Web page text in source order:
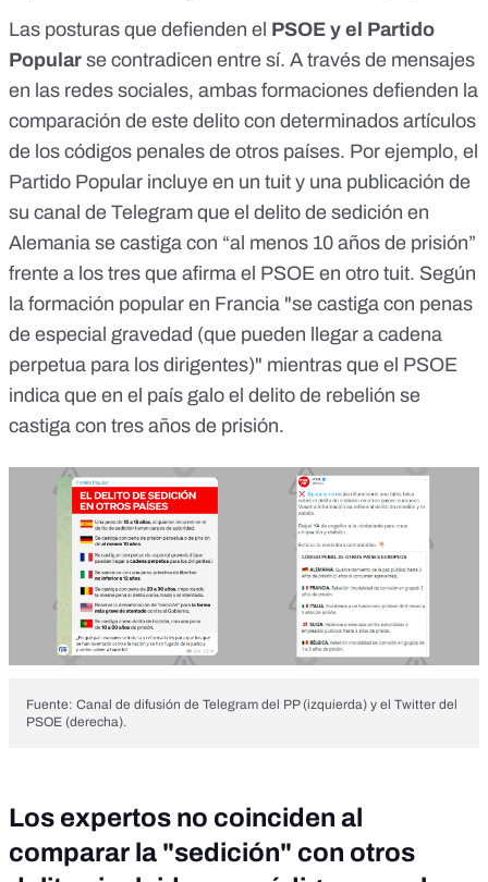
Las posturas que defienden el PSOE y el Partido
Popular se contradicen entre sí. A través de mensajes
en las redes sociales, ambas formaciones defienden la
comparación de este delito con determinados artículos
de los códigos penales de otros países. Por ejemplo, el
Partido Popular incluye en un tuit y una publicación de
su canal de Telegram que el delito de sedición en
Alemania se castiga con “al menos 10 años de prisión”
frente a los tres que afirma el PSOE en otro tuit. Según
la formación popular en Francia "se castiga con penas
de especial gravedad (que pueden llegar a cadena
perpetua para los dirigentes)" mientras que el PSOE
indica que en el país galo el delito de rebelión se
castiga con tres años de prisión.
Fuente: Canal de difusión de Telegram del PP (izquierda) y el Twitter del
PSOE (derecha).
Los expertos no coinciden al
comparar la "sedición" con otros